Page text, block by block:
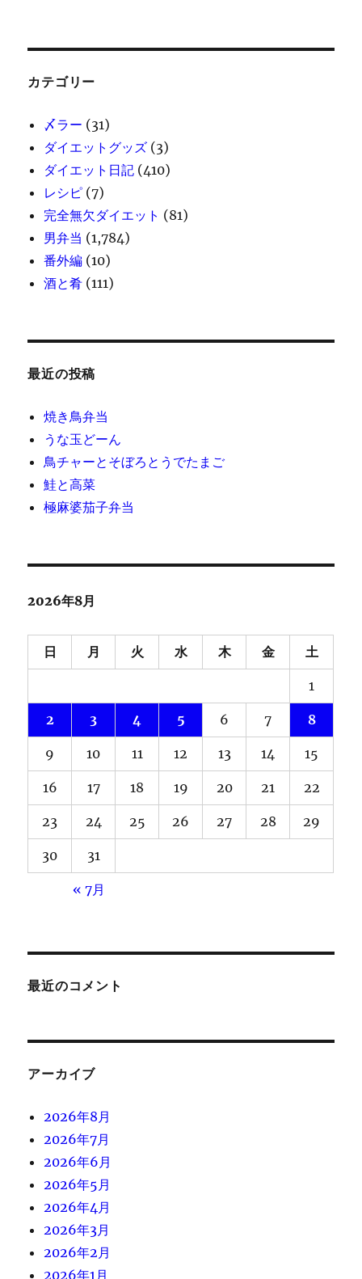
カテゴリー
〆ラー (31)
ダイエットグッズ (3)
ダイエット日記 (410)
レシピ (7)
完全無欠ダイエット (81)
男弁当 (1,784)
番外編 (10)
酒と肴 (111)
最近の投稿
焼き鳥弁当
うな玉どーん
鳥チャーとそぼろとうでたまご
鮭と高菜
極麻婆茄子弁当
2026年8月
日 月 火 水 木 金 土
1
2 3 4 5 6 7 8
9 10 11 12 13 14 15
16 17 18 19 20 21 22
23 24 25 26 27 28 29
30 31
« 7月
最近のコメント
アーカイブ
2026年8月
2026年7月
2026年6月
2026年5月
2026年4月
2026年3月
2026年2月
2026年1月